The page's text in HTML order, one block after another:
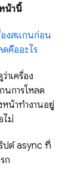
น้านี้
องสแกนก่อน
ดคืออะไร
าเครื่อง
นการโหลด
หน้าทำงานอยู่
ไม่
ปต์ async ที่
ก